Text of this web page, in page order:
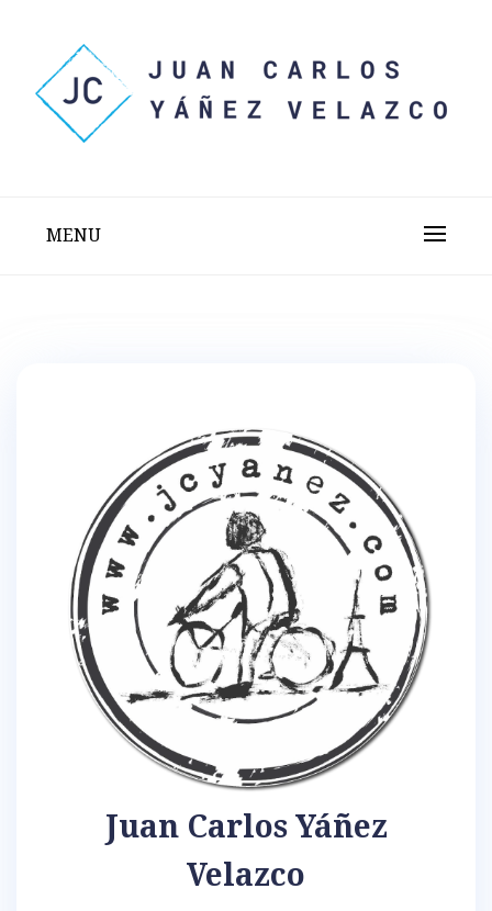
content
MENU
Juan Carlos Yáñez
Velazco